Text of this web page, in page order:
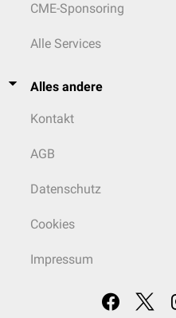
CME-Sponsoring
Alle Services
Alles andere
Kontakt
AGB
Datenschutz
Cookies
Impressum